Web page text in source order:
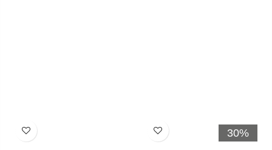
Хочу! 30%
Хочу!